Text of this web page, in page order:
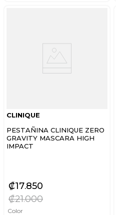
CLINIQUE
PESTAÑINA CLINIQUE ZERO
GRAVITY MASCARA HIGH
IMPACT
₡21000
₡17850
Color